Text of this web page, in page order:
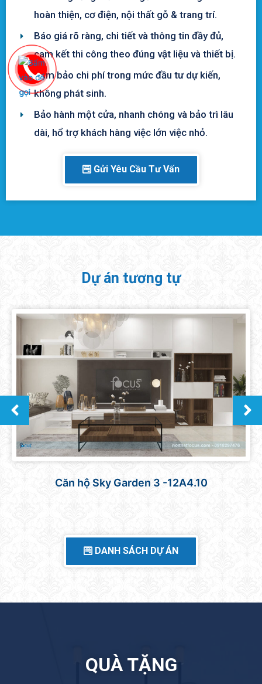
hoàn thiện, cơ điện, nội thất gỗ & trang trí.
Báo giá rõ ràng, chi tiết và thông tin đầy đủ,
cam kết thi công theo đúng vật liệu và thiết bị.
Đảm bảo chi phí trong mức đầu tư dự kiến,
không phát sinh.
Bảo hành một cửa, nhanh chóng và bảo trì lâu
dài, hổ trợ khách hàng việc lớn việc nhỏ.
Gửi Yêu Cầu Tư Vấn
Dự án tương tự
Căn hộ Sky Garden 3 -12A4.10
DANH SÁCH DỰ ÁN
QUÀ TẶNG